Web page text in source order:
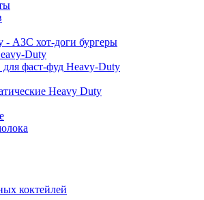
- АЗС хот-доги бургеры
Duty
фаст-фуд Heavy-Duty
Heavy Duty
коктейлей